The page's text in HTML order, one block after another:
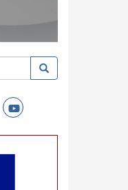
Пребарување